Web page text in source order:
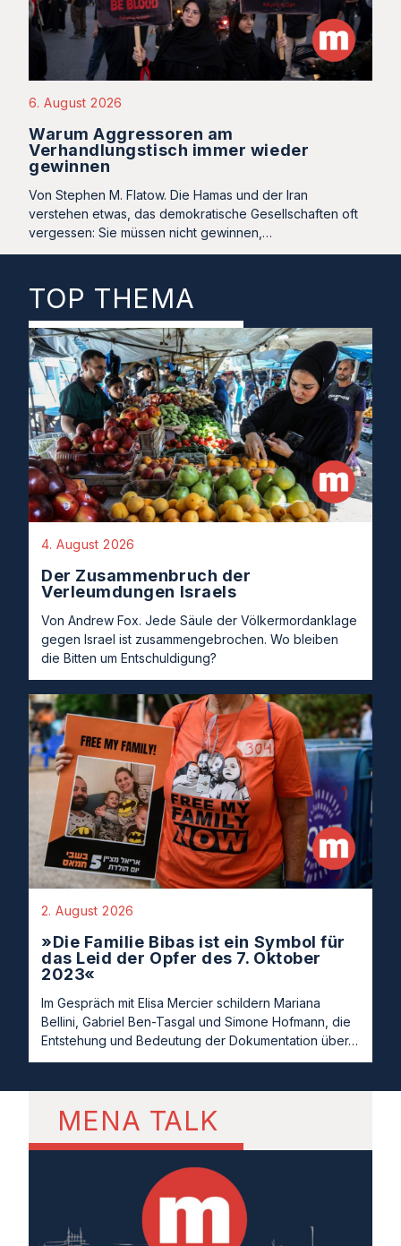
6. August 2026
Warum Aggressoren am
Verhandlungstisch immer wieder
gewinnen
Von Stephen M. Flatow. Die Hamas und der Iran
verstehen etwas, das demokratische Gesellschaften oft
vergessen: Sie müssen nicht gewinnen,…
TOP THEMA
4. August 2026
Der Zusammenbruch der
Verleumdungen Israels
Von Andrew Fox. Jede Säule der Völkermordanklage
gegen Israel ist zusammengebrochen. Wo bleiben
die Bitten um Entschuldigung?
2. August 2026
»Die Familie Bibas ist ein Symbol für
das Leid der Opfer des 7. Oktober
2023«
Im Gespräch mit Elisa Mercier schildern Mariana
Bellini, Gabriel Ben-Tasgal und Simone Hofmann, die
Entstehung und Bedeutung der Dokumentation über…
MENA TALK